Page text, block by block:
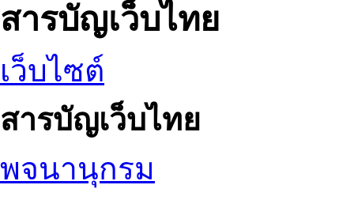
สารบัญเว็บไทย
เว็บไซต์
สารบัญเว็บไทย
พจนานุกรม